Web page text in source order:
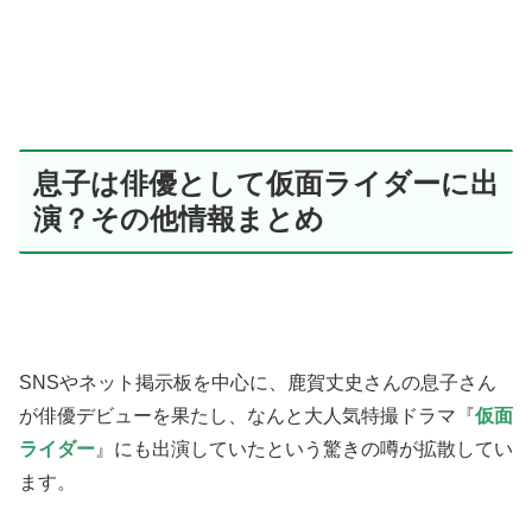
息子は俳優として仮面ライダーに出
演？その他情報まとめ
SNSやネット掲示板を中心に、鹿賀丈史さんの息子さん
が俳優デビューを果たし、なんと大人気特撮ドラマ『仮面
ライダー 』にも出演していたという驚きの噂が拡散してい
ます。